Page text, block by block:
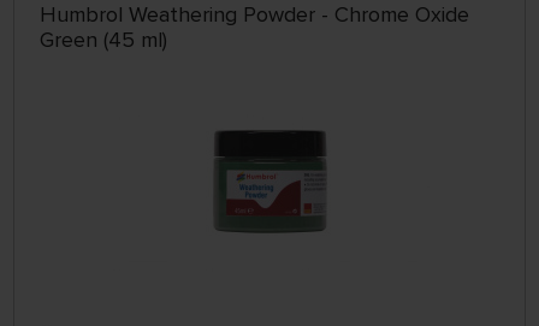
Humbrol Weathering Powder - Chrome Oxide
Green (45 ml)